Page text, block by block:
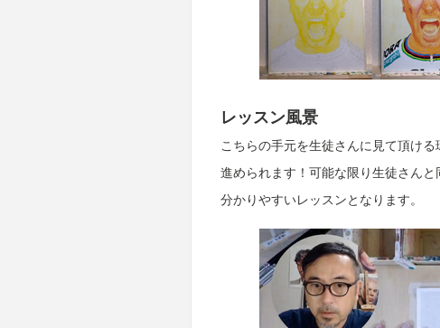
レッスン風景
こちらの手元を生徒さんに見て頂け
進められます！可能な限り生徒さん
分かりやすいレッスンとなります。